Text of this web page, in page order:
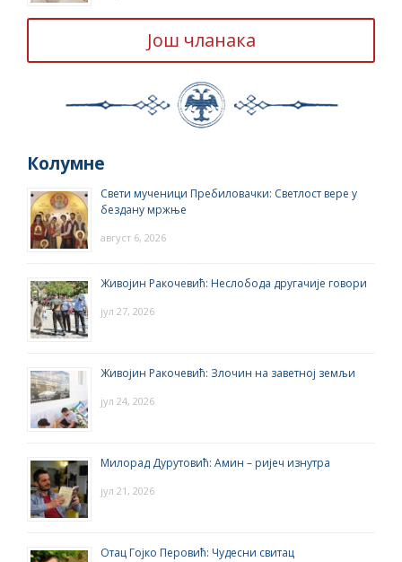
Још чланака
Колумне
Свети мученици Пребиловачки: Светлост вере у
бездану мржње
август 6, 2026
Живојин Ракочевић: Неслобода другачије говори
јул 27, 2026
Живојин Ракочевић: Злочин на заветној земљи
јул 24, 2026
Милорад Дурутовић: Амин – ријеч изнутра
јул 21, 2026
Отац Гојко Перовић: Чудесни свитац